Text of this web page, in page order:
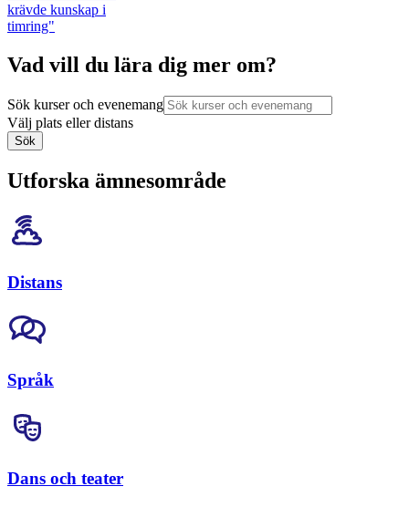
krävde kunskap i
timring"
Vad vill du lära dig mer om?
Sök kurser och evenemang
Välj plats eller distans
Sök
Utforska ämnesområde
Distans
Språk
Dans och teater